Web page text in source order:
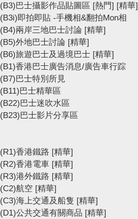
(B3)巴士攝影作品貼圖區 [熱門] [精華]
(B3i)即拍即貼 -手機相&翻拍Mon相
(B4)兩岸三地巴士討論 [精華]
(B5)外地巴士討論 [精華]
(B6)旅遊巴士及過境巴士 [精華]
(B1)香港巴士廣告消息/廣告車行踪
(B7)巴士特別所見
(B11)巴士精華區
(B22)巴士迷吹水區
(B23)巴士影片分享區
(R1)香港鐵路 [精華]
(R2)香港電車 [精華]
(R3)港外鐵路 [精華]
(C2)航空 [精華]
(C3)海上交通及船隻 [精華]
(D1)公共交通有關商品 [精華]